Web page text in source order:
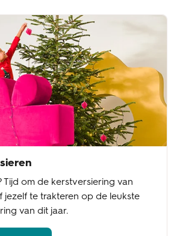
Tijd om de kerstversiering van
jezelf te trakteren op de leukste
van dit jaar.